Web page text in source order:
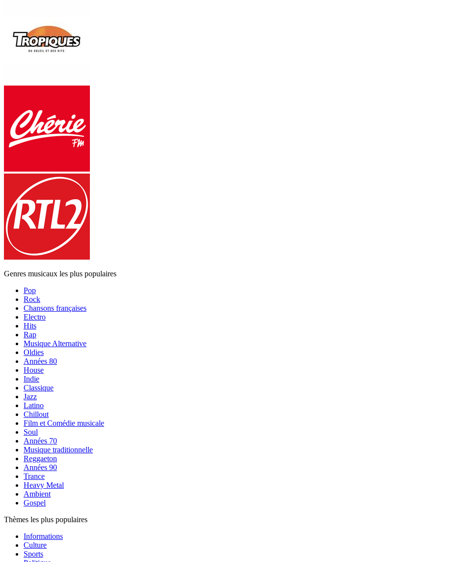
Genres musicaux les plus populaires
Pop
Rock
Chansons françaises
Electro
Hits
Rap
Musique Alternative
Oldies
Années 80
House
Indie
Classique
Jazz
Latino
Chillout
Film et Comédie musicale
Soul
Années 70
Musique traditionnelle
Reggaeton
Années 90
Trance
Heavy Metal
Ambient
Gospel
Thèmes les plus populaires
Informations
Culture
Sports